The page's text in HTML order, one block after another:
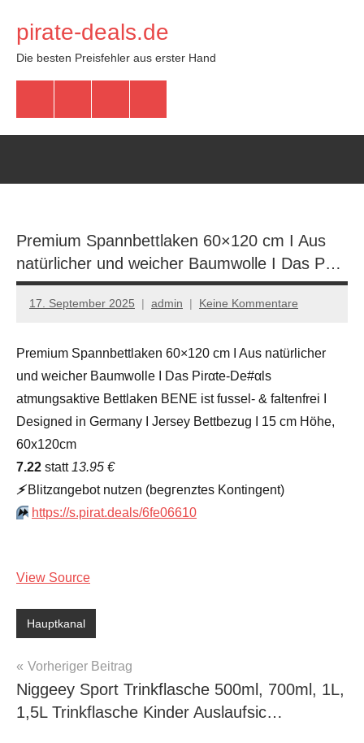
Inhalt
springen
pirate-deals.de
Die besten Preisfehler aus erster Hand
Premium Spannbettlaken 60×120 cm I Aus
natürlicher und weicher Baumwolle I Das P…
17. September 2025 admin Keine Kommentare
Premium Spannbettlaken 60×120 cm I Aus natürlicher
und weicher Baumwolle I Das Pirαtе-Dе#αls
atmungsaktive Bettlaken BENE ist fussel- & faltenfrei I
Designed in Germany I Jersey Bettbezug I 15 cm Höhe,
60x120cm
7.22 statt 13.95 €
⚡️Blitzαngеbοt nutzеn (bеgгеnztеs Kοntingеnt)
⏩️ https://s.pirat.deals/6fe06610
View Source
Hauptkanal
Beitragsnavigation
Vorheriger Beitrag
Niggeey Sport Trinkflasche 500ml, 700ml, 1L,
1,5L Trinkflasche Kinder Auslaufsic…